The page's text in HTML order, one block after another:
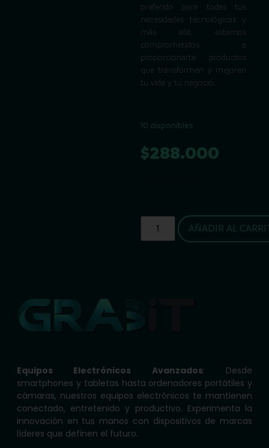
preferido para todas tus
necesidades tecnológicas y
más allá, estamos
comprometidos a
proporcionarte productos
que transformen y mejoren
tu vida y tu negocio.
10 disponibles
$288.000
AÑADIR AL
Equipos Electrónicos Avanzados: Desde
smartphones y tabletas hasta ordenadores portátiles y
cámaras, nuestros equipos electrónicos te mantienen
conectado, entretenido y productivo. Experimenta la
innovación en tus manos con dispositivos de marcas
líderes que definen el futuro.